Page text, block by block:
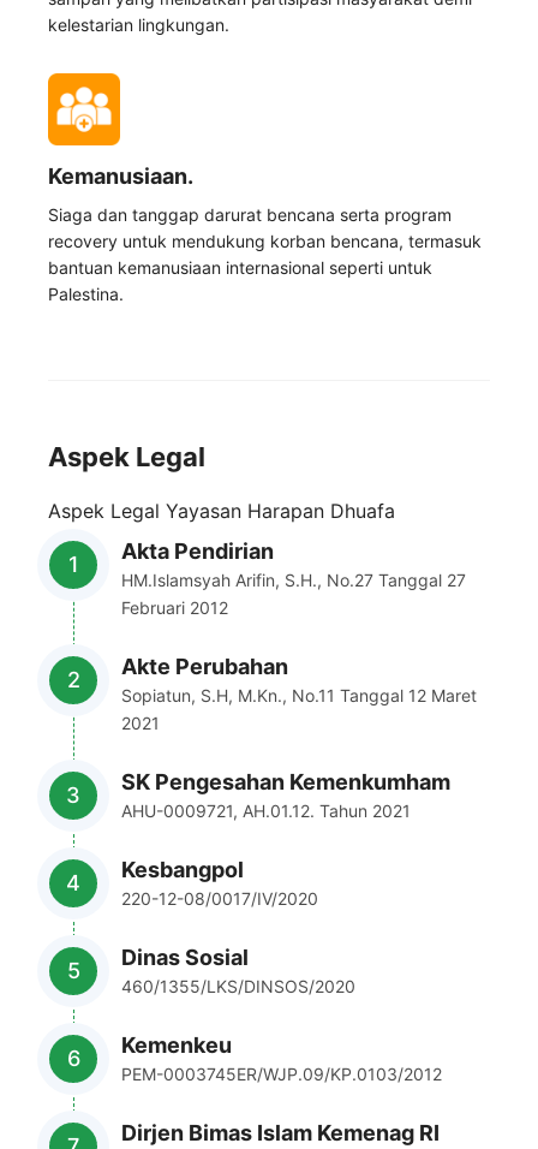
kelestarian lingkungan.
Kemanusiaan.
Siaga dan tanggap darurat bencana serta program
recovery untuk mendukung korban bencana, termasuk
bantuan kemanusiaan internasional seperti untuk
Palestina.
Aspek Legal
Aspek Legal Yayasan Harapan Dhuafa
Akta Pendirian
HM.Islamsyah Arifin, S.H., No.27 Tanggal 27
Februari 2012
Akte Perubahan
Sopiatun, S.H, M.Kn., No.11 Tanggal 12 Maret
2021
SK Pengesahan Kemenkumham
AHU-0009721, AH.01.12. Tahun 2021
Kesbangpol
220-12-08/0017/IV/2020
Dinas Sosial
460/1355/LKS/DINSOS/2020
Kemenkeu
PEM-0003745ER/WJP.09/KP.0103/2012
Dirjen Bimas Islam Kemenag RI